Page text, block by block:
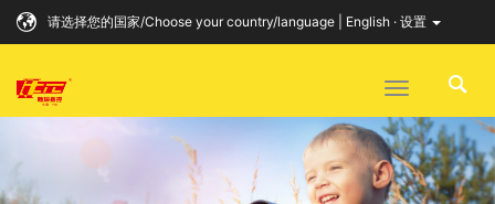
请选择您的国家/Choose your country/language | English · 设置
Toggle